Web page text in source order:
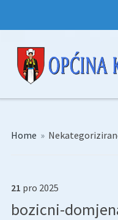
Home »
21 pro 2025
bozicni-